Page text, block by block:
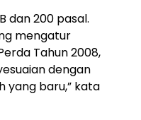
dan 200 pasal.
mengatur
Tahun 2008,
dengan
yang baru,” kata